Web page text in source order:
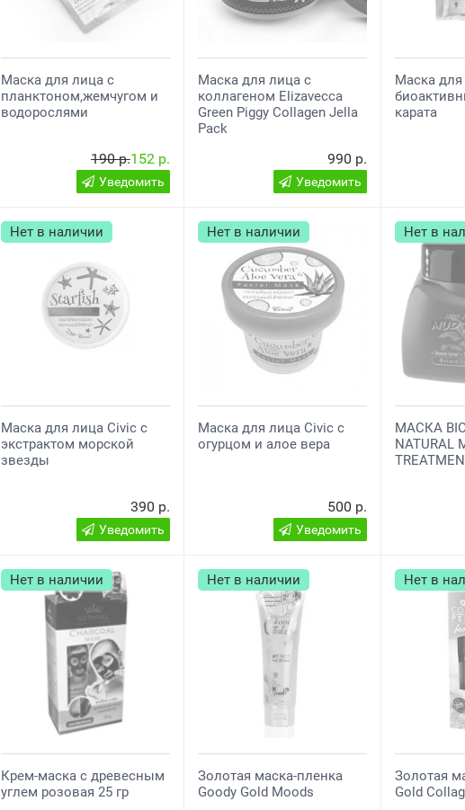
Маска для лица с
планктоном,жемчугом и
водорослями
190 р.152 р.
Уведомить
Маска для лица с
коллагеном Elizavecca
Green Piggy Collagen Jella
Pack
990 р.
Уведомить
Маска
карата
Нет в наличии
Маска для лица Civic с
экстрактом морской
звезды
390 р.
Уведомить
Нет в наличии
Маска для лица Civic с
огурцом и алое вера
500 р.
Уведомить
Нет в
МАСКА
NATURAL
Нет в наличии
Крем-маска с древесным
углем розовая 25 гр
Нет в наличии
Золотая маска-пленка
Goody Gold Moods
Нет в
Золотая
Gold